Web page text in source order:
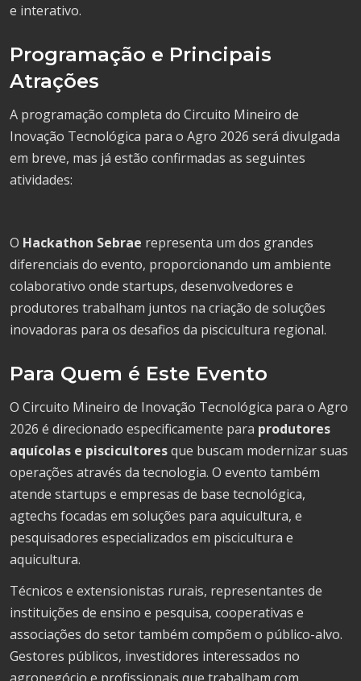
e interativo.
Programação e Principais
Atrações
A programação completa do Circuito Mineiro de
Inovação Tecnológica para o Agro 2026 será divulgada
em breve, mas já estão confirmadas as seguintes
atividades:
O Hackathon Sebrae representa um dos grandes
diferenciais do evento, proporcionando um ambiente
colaborativo onde startups, desenvolvedores e
produtores trabalham juntos na criação de soluções
inovadoras para os desafios da piscicultura regional.
Para Quem é Este Evento
O Circuito Mineiro de Inovação Tecnológica para o Agro
2026 é direcionado especificamente para produtores
aquícolas e piscicultoresque buscam modernizar suas
operações através da tecnologia. O evento também
atende startups e empresas de base tecnológica,
agtechs focadas em soluções para aquicultura, e
pesquisadores especializados em piscicultura e
aquicultura.
Técnicos e extensionistas rurais, representantes de
instituições de ensino e pesquisa, cooperativas e
associações do setor também compõem o público-alvo.
Gestores públicos, investidores interessados no
agronegócio e profissionais que trabalham com